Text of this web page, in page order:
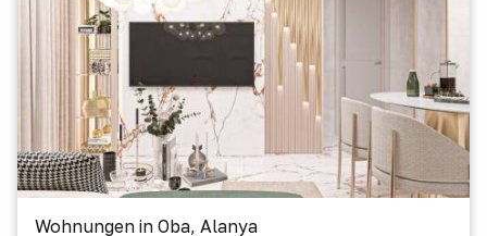
Wohnungen in Oba, Alanya